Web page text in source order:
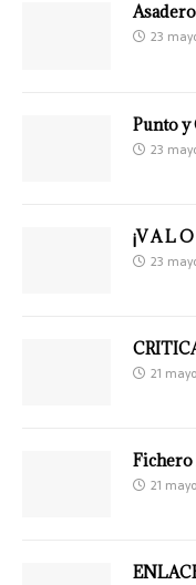
23
Punto y
23
¡V A L
23
21
21